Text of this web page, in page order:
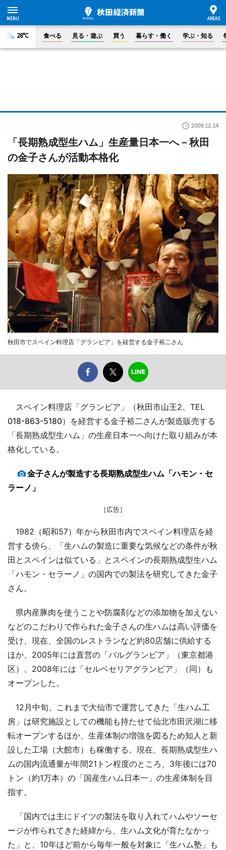
28°C 食べる 見る・遊ぶ 買う 暮らす・働く 学ぶ・知る
2009.12.14
「長期熟成型生ハム」生産量日本一へ－秋田
の金子さんが活動本格化
秋田市でスペイン料理店「グランビア」を経営する金子裕二さん
スペイン料理店「グランビア」（秋田市山王2、TEL
018-863-5180）を経営する金子裕二さんが製造販売する
「長期熟成型生ハム」の生産日本一へ向けた取り組みが本
格化している。
金子さんが製造する長期熟成型生ハム「ハモン・セ
ラーノ」
［広告］
1982（昭和57）年から秋田市内でスペイン料理店を経
営する傍ら、「生ハムの製造に重要な気候などの条件が秋
田とスペインは似ている」とスペインの長期熟成型生ハム
「ハモン・セラーノ」の国内での製法を研究してきた金子
さん。
県内産豚肉を使うことや防腐剤などの添加物を加えない
などのこだわりで作られた金子さんの生ハムは高い評価を
受け、現在、全国のレストランなど約80店舗に供給する
ほか、2005年には直営の「バルグランビア」（東京都港
区）、2008年には「セルベセリアグランビア」（同）も
オープンした。
12月中旬、これまで大仙市で運営してきた「生ハム工
房」は研究施設としての機能も持たせて仙北市田沢湖に移
転オープンするほか、生産体制の増強を図るため知人と新
設した工場（大館市）も稼働する。現在、長期熟成型生ハ
ムの国内流通量が年間21トン程度のところ、3年後には70
トン（約1万本）の「国産生ハム日本一」の生産体制を目
指す。
「国内では主にドイツの製法を取り入れてハムやソーセ
ージが作られてきた経緯から、生ハム文化が育たなかっ
た」と、10年ほど前から毎年一般を対象に「生ハム塾」も